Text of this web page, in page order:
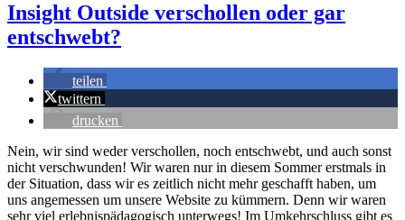
Insight Outside verschollen oder gar
entschwebt?
teilen
twittern
drucken
Nein, wir sind weder verschollen, noch entschwebt, und auch sonst
nicht verschwunden! Wir waren nur in diesem Sommer erstmals in
der Situation, dass wir es zeitlich nicht mehr geschafft haben, um
uns angemessen um unsere Website zu kümmern. Denn wir waren
sehr viel erlebnispädagogisch unterwegs! Im Umkehrschluss gibt es